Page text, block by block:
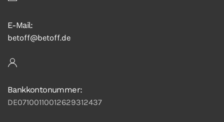
E-Mail:
betoff@betoff.de
Bankkontonummer:
DE07100110012629312437